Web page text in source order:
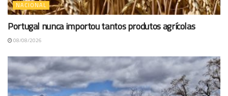
NACIONAL
Portugal nunca importou tantos produtos agrícolas
08/08/2026